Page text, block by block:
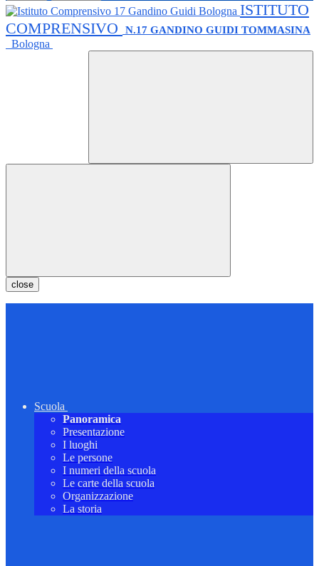
ISTITUTO
COMPRENSIVO
N.17 GANDINO GUIDI TOMMASINA
Bologna
close
Scuola
Panoramica
Presentazione
I luoghi
Le persone
I numeri della scuola
Le carte della scuola
Organizzazione
La storia